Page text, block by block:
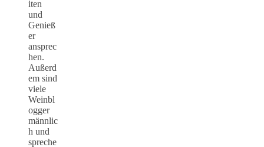
iten
und
Genieß
er
ansprec
hen.
Außerd
em sind
viele
Weinbl
ogger
männlic
h und
spreche